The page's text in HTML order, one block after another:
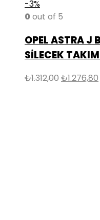
-3%
0 out of 5
OPEL ASTRA J
SİLECEK
₺1.312,00Orijinal
₺1.276,80